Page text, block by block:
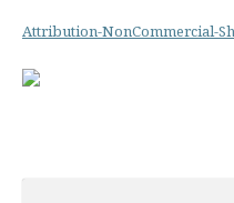
Attribution-NonCommercial-